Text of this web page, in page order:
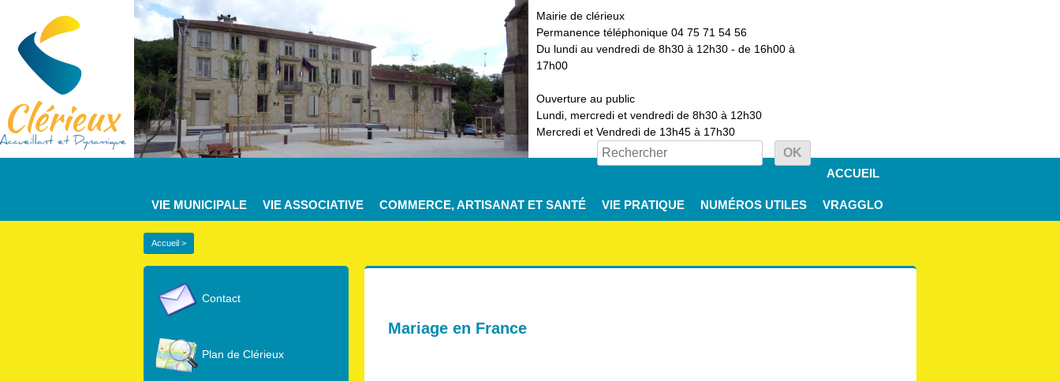
Mairie de clérieux
Permanence téléphonique 04 75 71 54 56
Du lundi au vendredi de 8h30 à 12h30 - de 16h00 à
17h00
Ouverture au public
Lundi, mercredi et vendredi de 8h30 à 12h30
Mercredi et Vendredi de 13h45 à 17h30
ACCUEIL
VIE MUNICIPALE VIE ASSOCIATIVE COMMERCE, ARTISANAT ET SANTÉ VIE PRATIQUE NUMÉROS UTILES VRAGGLO
Accueil >
Mariage en France
Contact
Plan de Clérieux